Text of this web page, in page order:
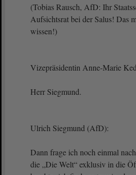
(Tobias Rausch, AfD: Ihr
Aufsichtsrat bei der Salus! Das
wissen!)
Vizepräsidentin Anne-Marie
Herr Siegmund.
Ulrich Siegmund (AfD):
Dann frage ich noch einmal
die „Die Welt“ exklusiv in die